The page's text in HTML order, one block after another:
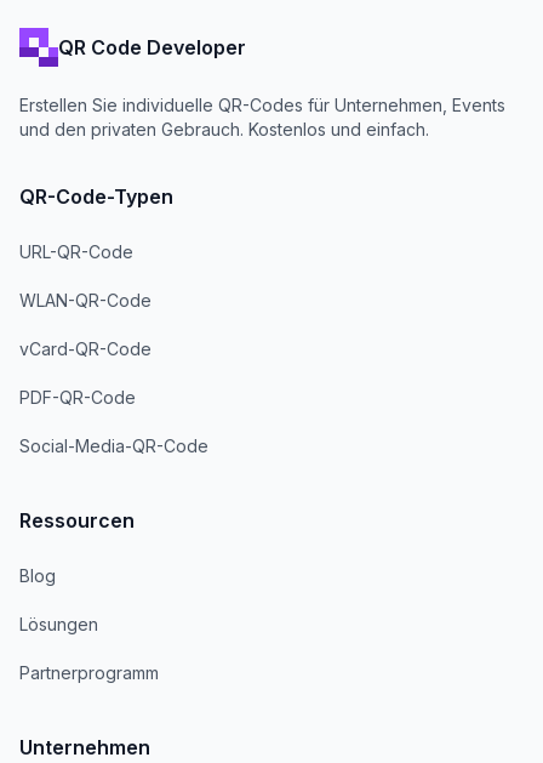
QR Code Developer
Erstellen Sie individuelle QR-Codes für Unternehmen, Events
und den privaten Gebrauch. Kostenlos und einfach.
QR-Code-Typen
URL-QR-Code
WLAN-QR-Code
vCard-QR-Code
PDF-QR-Code
Social-Media-QR-Code
Ressourcen
Blog
Lösungen
Partnerprogramm
Unternehmen